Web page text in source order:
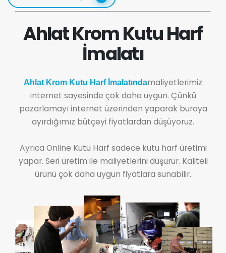
Ahlat Krom Kutu Harf
İmalatı
Ahlat Krom Kutu Harf İmalatındamaliyetlerimiz
internet sayesinde çok daha uygun. Çünkü
pazarlamayı internet üzerinden yaparak buraya
ayırdığımız bütçeyi fiyatlardan düşüyoruz.
Ayrıca Online Kutu Harf sadece kutu harf üretimi
yapar. Seri üretim ile maliyetlerini düşürür. Kaliteli
ürünü çok daha uygun fiyatlara sunabilir.